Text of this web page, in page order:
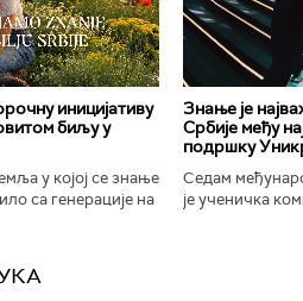
иницијативу
биљу у
у којој се знање
са генерације на
Знање је
Србије међу
подршку
Седам
је ученичка